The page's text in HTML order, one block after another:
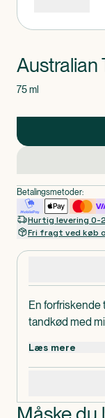
En
tandkød med
Læs mere
Australian
75 ml
Betalingsmetoder:
Hurtig levering 0-
Fri fragt ved køb